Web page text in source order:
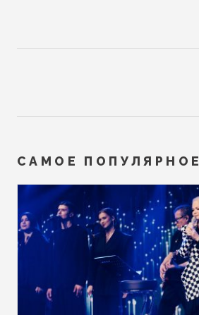
САМОЕ ПОПУЛЯРНОЕ